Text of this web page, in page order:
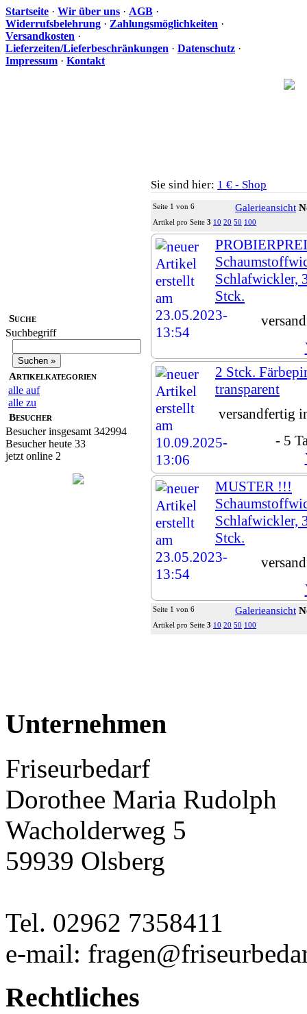
Startseite · Wir über uns · AGB ·
Widerrufsbelehrung · Zahlungsmöglichkeiten ·
Versandkosten ·
Lieferzeiten/Lieferbeschränkungen · Datenschutz ·
Impressum · Kontakt
Suche
Suchbegriff
Artikelkategorien
alle auf
alle zu
Besucher
Besucher insgesamt 342994
Besucher heute 33
jetzt online 2
Sie sind hier: 1 € - Shop
Seite 1 von 6 Galerieansicht
Artikel pro Seite 3 10 20 50 100
Schlafwickler,
Stck.
2 Stck.
transparent
versandfertig
- 5
MUSTER !!!
Schlafwickler,
Stck.
Seite 1 von 6 Galerieansicht
Artikel pro Seite 3 10 20 50 100
Unternehmen
Friseurbedarf
Dorothee Maria Rudolph
Wacholderweg 5
59939 Olsberg
Tel. 02962 7358411
e-mail:
Rechtliches